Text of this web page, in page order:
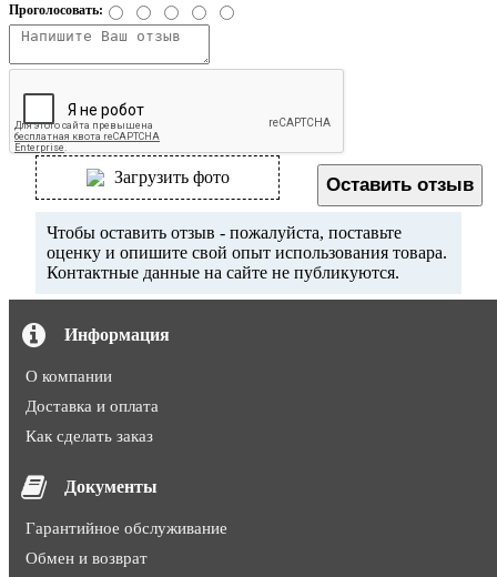
Проголосовать:
Загрузить фото Оставить отзыв
Чтобы оставить отзыв - пожалуйста, поставьте
оценку и опишите свой опыт использования товара.
Контактные данные на сайте не публикуются.
Информация
О компании
Доставка и оплата
Как сделать заказ
Документы
Гарантийное обслуживание
Обмен и возврат